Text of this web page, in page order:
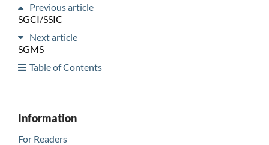
Previous article
SGCI/SSIC
Next article
SGMS
Table of Contents
Information
For Readers